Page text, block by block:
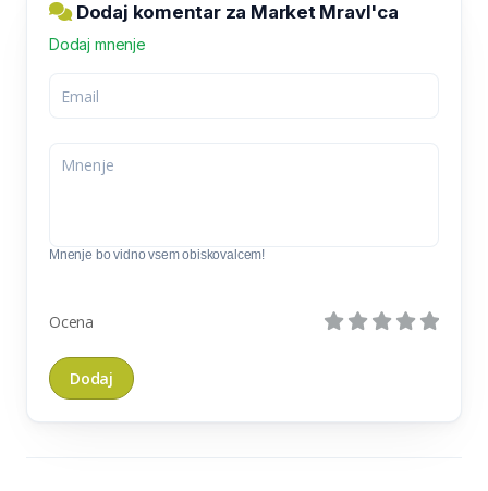
Dodaj komentar za Market Mravl'ca
Dodaj mnenje
Mnenje bo vidno vsem obiskovalcem!
Ocena